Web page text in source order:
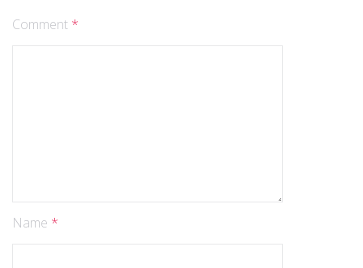
Comment *
Name *